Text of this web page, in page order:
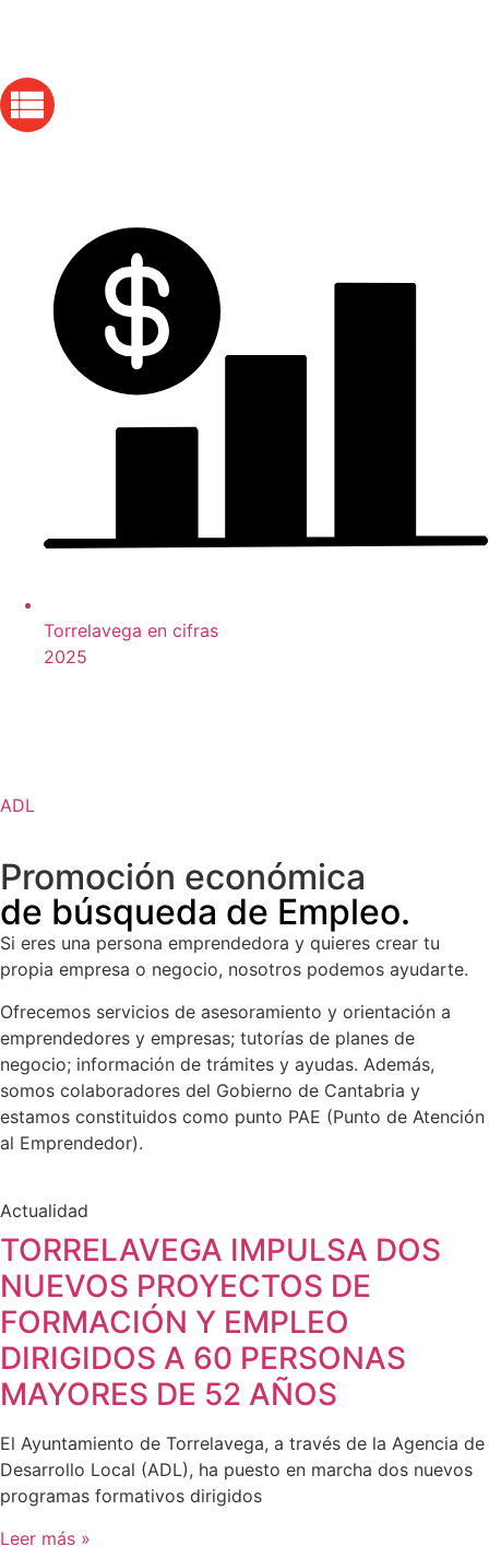
Torrelavega en cifras
2025
ADL
Promoción económica
de búsqueda de Empleo.
Si eres una persona emprendedora y quieres crear tu
propia empresa o negocio, nosotros podemos ayudarte.
Ofrecemos servicios de asesoramiento y orientación a
emprendedores y empresas; tutorías de planes de
negocio; información de trámites y ayudas. Además,
somos colaboradores del Gobierno de Cantabria y
estamos constituidos como punto PAE (Punto de Atención
al Emprendedor).
Actualidad
TORRELAVEGA IMPULSA DOS
NUEVOS PROYECTOS DE
FORMACIÓN Y EMPLEO
DIRIGIDOS A 60 PERSONAS
MAYORES DE 52 AÑOS
El Ayuntamiento de Torrelavega, a través de la Agencia de
Desarrollo Local (ADL), ha puesto en marcha dos nuevos
programas formativos dirigidos
Leer más »